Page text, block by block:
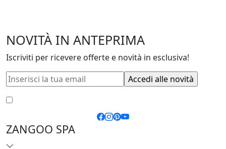
NOVITÀ IN ANTEPRIMA
Iscriviti per ricevere offerte e novità in esclusiva!
ZANGOO SPA